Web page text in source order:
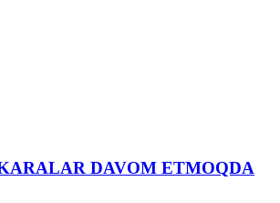
DAVOM ETMOQDA